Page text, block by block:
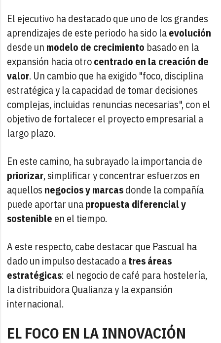
El ejecutivo ha destacado que uno de los grandes
aprendizajes de este periodo ha sido laevolución
desde un modelo de crecimiento basado en la
expansión hacia otrocentrado en la creación de
valor. Un cambio que ha exigido "foco, disciplina
estratégica y la capacidad de tomar decisiones
complejas, incluidas renuncias necesarias", con el
objetivo de fortalecer el proyecto empresarial a
largo plazo.
En este camino, ha subrayado la importancia de
priorizar, simplificar y concentrar esfuerzos en
aquellos negocios y marcasdonde la compañía
puede aportar unapropuesta diferencial y
sostenible en el tiempo.
A este respecto, cabe destacar que Pascual ha
dado un impulso destacado atres áreas
estratégicas: el negocio de café para hostelería,
la distribuidora Qualianza y la expansión
internacional.
EL FOCO EN LA INNOVACIÓN